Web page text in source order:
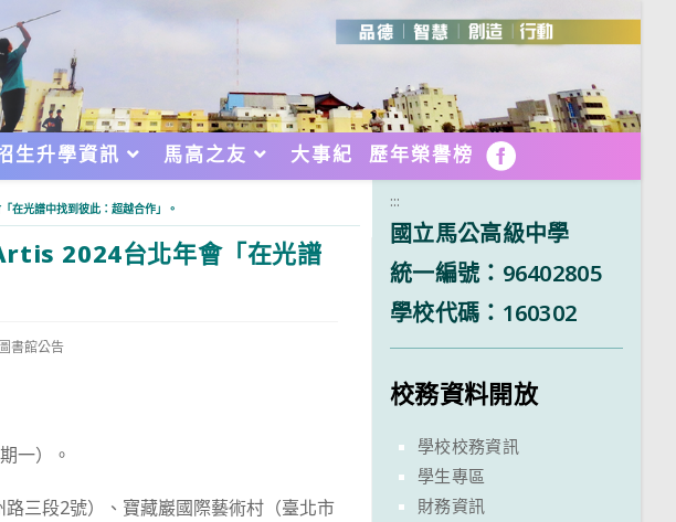
生升學資訊 馬高之友 大事紀 歷年榮譽榜 FB
光譜中找到彼此：超越合作」。
2024台北年會「在光譜
書館公告
一）。
三段2號）、寶藏巖國際藝術村（臺北市
:::
國立馬公高級中學
統一編號：96402805
學校代碼：160302
校務資料開放
學校校務資訊
學生專區
財務資訊